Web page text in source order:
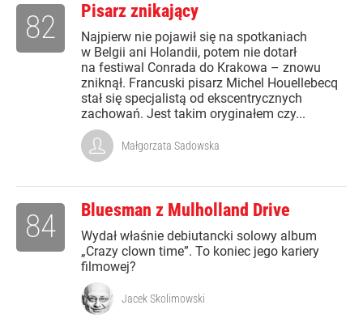
Pisarz znikający
Najpierw nie pojawił się na spotkaniach
w Belgii ani Holandii, potem nie dotarł
na festiwal Conrada do Krakowa – znowu
zniknął. Francuski pisarz Michel Houellebecq
stał się specjalistą od ekscentrycznych
zachowań. Jest takim oryginałem czy...
82
Małgorzata Sadowska
Bluesman z Mulholland Drive
Wydał właśnie debiutancki solowy album
„Crazy clown time”. To koniec jego kariery
filmowej?
84
Jacek Skolimowski